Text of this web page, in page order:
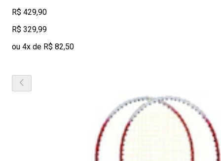
R$ 429,90
R$ 329,99
ou 4x de R$ 82,50